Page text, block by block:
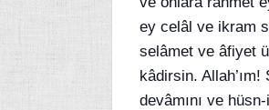
ey celâl ve ikram
selâmet ve âfiyet
kâdirsin.
devâmını ve